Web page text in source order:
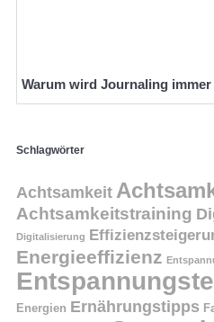
Warum wird Journaling
Schlagwörter
Achtsamkeit
Achtsamkeitstraining
Digitalisierung
Energieeffizienz
Energien Ernährungstipps